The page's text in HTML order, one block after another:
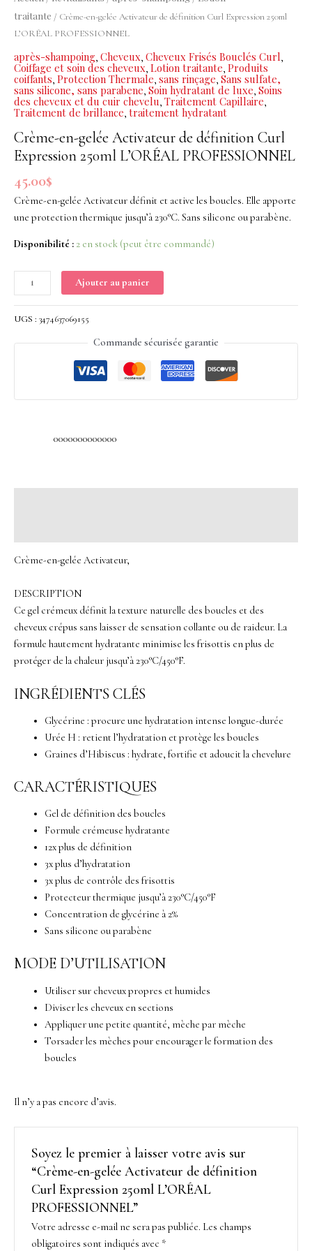
traitante / Crème-en-gelée Activateur de définition Curl Expression 250ml
L’ORÉAL PROFESSIONNEL
après-shampoing, Cheveux, Cheveux Frisés Bouclés Curl,
Coiffage et soin des cheveux, Lotion traitante, Produits
coiffants, Protection Thermale, sans rinçage, Sans sulfate,
sans silicone, sans parabene, Soin hydratant de luxe, Soins
des cheveux et du cuir chevelu, Traitement Capillaire,
Traitement de brillance, traitement hydratant
Crème-en-gelée Activateur de définition Curl
Expression 250ml L’ORÉAL PROFESSIONNEL
45.00$
Crème-en-gelée Activateur définit et active les boucles. Elle apporte
une protection thermique jusqu’à 230°C. Sans silicone ou parabène.
Disponibilité : 2 en stock (peut être commandé)
Curl
Expression
250ml
L'ORÉAL
Ajouter au panier
UGS : 3474637069155
Commande sécurisée garantie
0000000000000
Crème-en-gelée Activateur,
DESCRIPTION
Ce gel crémeux définit la texture naturelle des boucles et des
cheveux crépus sans laisser de sensation collante ou de raideur. La
formule hautement hydratante minimise les frisottis en plus de
protéger de la chaleur jusqu’à 230°C/450°F.
INGRÉDIENTS CLÉS
Glycérine : procure une hydratation intense longue-durée
Urée H : retient l’hydratation et protège les boucles
Graines d’Hibiscus : hydrate, fortifie et adoucit la chevelure
CARACTÉRISTIQUES
Gel de définition des boucles
Formule crémeuse hydratante
12x plus de définition
3x plus d’hydratation
3x plus de contrôle des frisottis
Protecteur thermique jusqu’à 230°C/450°F
Concentration de glycérine à 2%
Sans silicone ou parabène
MODE D’UTILISATION
Utiliser sur cheveux propres et humides
Diviser les cheveux en sections
Appliquer une petite quantité, mèche par mèche
Torsader les mèches pour encourager le formation des
boucles
Il n’y a pas encore d’avis.
Soyez le premier à laisser votre avis sur
“Crème-en-gelée Activateur de définition
Curl Expression 250ml L’ORÉAL
PROFESSIONNEL”
Votre adresse e-mail ne sera pas publiée. Les champs
obligatoires sont indiqués avec *